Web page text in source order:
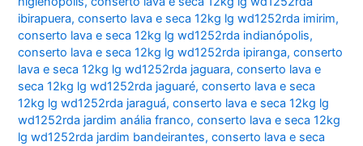
ibirapuera,conserto lava e seca 12kg lg wd1252rda imirim,
conserto lava e seca 12kg lg wd1252rda indianópolis,
conserto lava e seca 12kg lg wd1252rda ipiranga,conserto
lava e seca 12kg lg wd1252rda jaguara,conserto lava e
seca 12kg lg wd1252rda jaguaré,conserto lava e seca
12kg lg wd1252rda jaraguá,conserto lava e seca 12kg lg
wd1252rda jardim anália franco,conserto lava e seca 12kg
lg wd1252rda jardim bandeirantes,conserto lava e seca